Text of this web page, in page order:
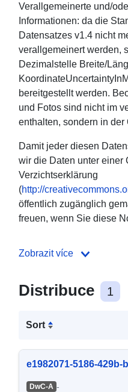
Verallgemeinerte und/
Informationen: da die
Datensatzes v1.4 nicht
verallgemeinert werden,
Dezimalstelle Breite/
bereitgestellt werden.
und Fotos sind nicht im
enthalten, sondern in
Damit jeder diesen
wir die Daten unter einer
Verzichtserklärung
(http://
öffentlich zugänglich
freuen, wenn Sie diese
Zobrazit více
Distribuce 1
Sort
e1982071-5186-
DwC-A -